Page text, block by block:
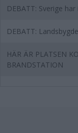
DEBATT: Sverige
DEBATT:
HÄR ÄR PLATSEN
BRANDSTATION